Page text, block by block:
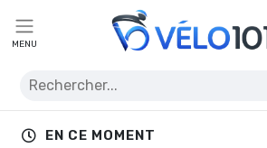
MENU
EN CE MOMENT